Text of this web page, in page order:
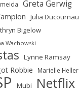
Greta Gerwig
Julia Ducournau
Bigelow
Wachowski
Lynne Ramsay
Robbie Marielle Heller
Mubi Netflix